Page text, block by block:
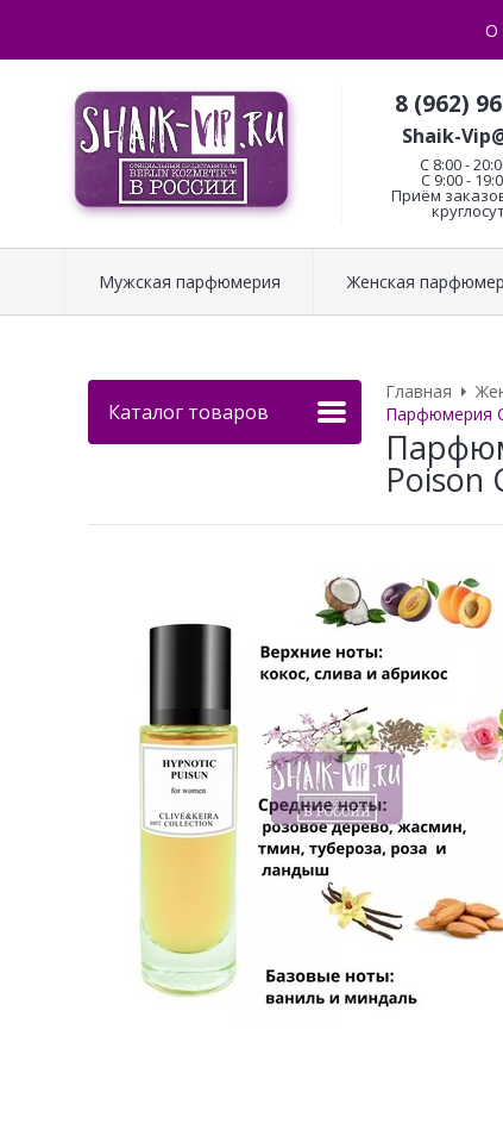
О
8 (962)
Shaik-
C 8:00 -
С 9:00 -
Приём
Мужская парфюмерия Женская
Каталог товаров
Главная
Парфюмерия
Poison